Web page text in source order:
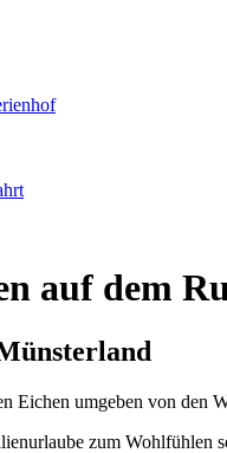
auf dem
Eichen umgeben von den
zum Wohlfühlen